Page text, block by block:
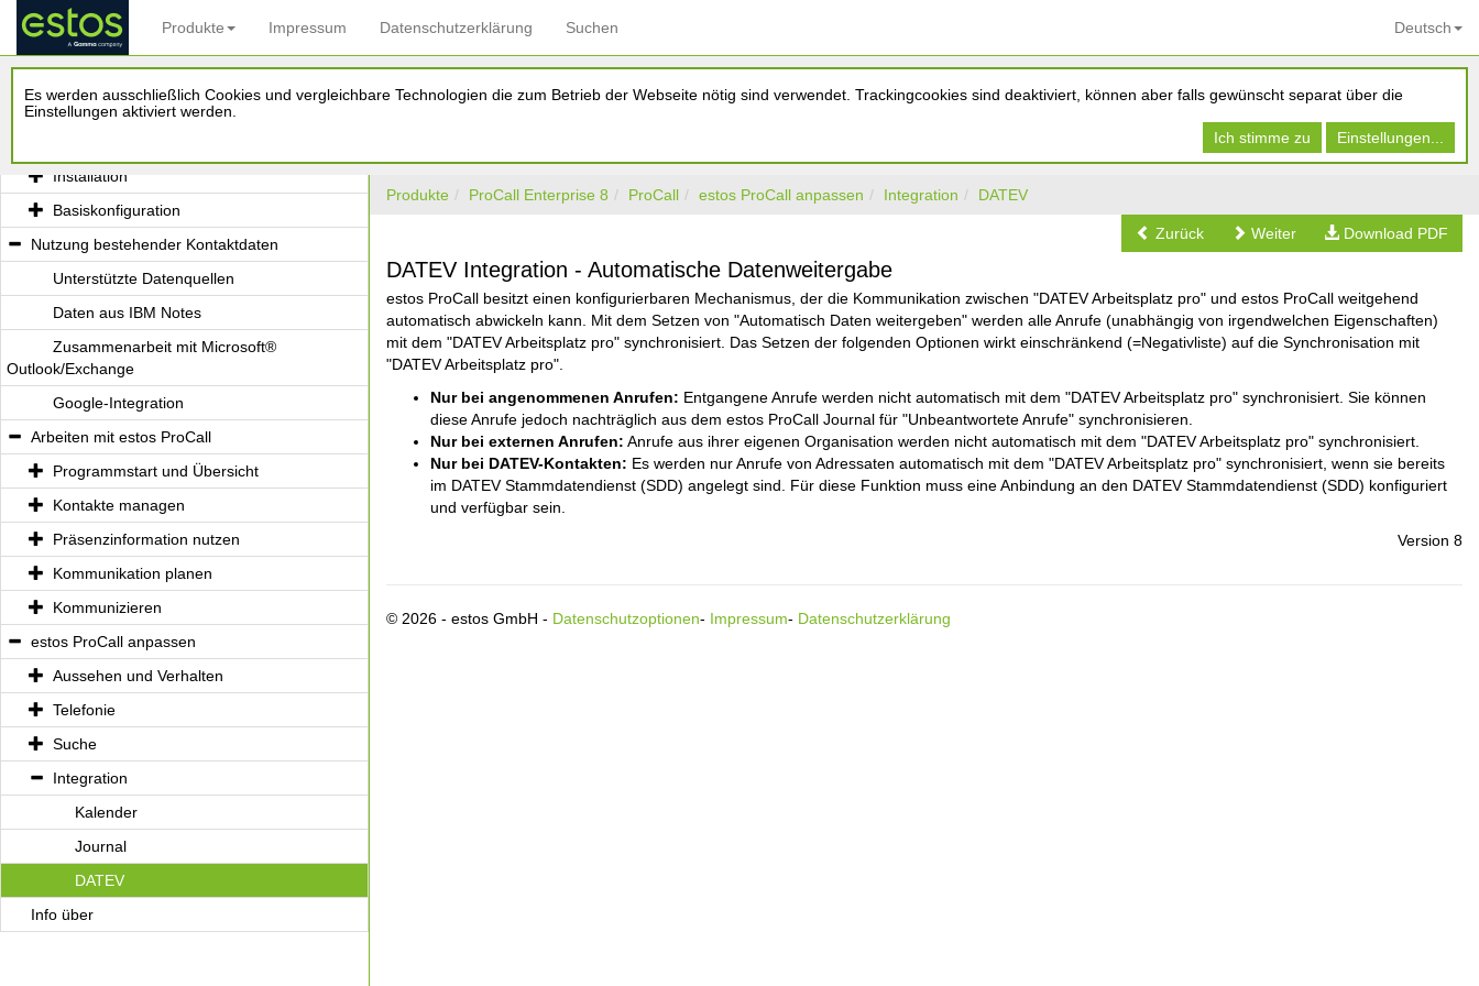
Es werden ausschließlich Cookies und vergleichbare Technologien die zum Betrieb der Webseite nötig sind verwendet. Trackingcookies sind deaktiviert, können aber falls gewünscht separat über die
Einstellungen aktiviert werden.
Ich stimme zu
Einstellungen...
Produkte Impressum Datenschutzerklärung Suchen Deutsch
Willkommen zu estos ProCall
Was Ihnen estos ProCall bietet
Installation
Basiskonfiguration
Nutzung bestehender Kontaktdaten
Unterstützte Datenquellen
Daten aus IBM Notes
Zusammenarbeit mit Microsoft®
Outlook/Exchange
Google-Integration
Arbeiten mit estos ProCall
Programmstart und Übersicht
Kontakte managen
Präsenzinformation nutzen
Kommunikation planen
Kommunizieren
estos ProCall anpassen
Aussehen und Verhalten
Telefonie
Suche
Integration
Kalender
Journal
DATEV
Info über
Produkte ProCall Enterprise 8 ProCall estos ProCall anpassen Integration DATEV
Zurück Weiter Download PDF
DATEV Integration - Automatische Datenweitergabe
estos ProCall besitzt einen konfigurierbaren Mechanismus, der die Kommunikation zwischen "DATEV Arbeitsplatz pro" und estos ProCall weitgehend
automatisch abwickeln kann. Mit dem Setzen von "Automatisch Daten weitergeben" werden alle Anrufe (unabhängig von irgendwelchen Eigenschaften)
mit dem "DATEV Arbeitsplatz pro" synchronisiert. Das Setzen der folgenden Optionen wirkt einschränkend (=Negativliste) auf die Synchronisation mit
"DATEV Arbeitsplatz pro".
Nur bei angenommenen Anrufen: Entgangene Anrufe werden nicht automatisch mit dem "DATEV Arbeitsplatz pro" synchronisiert. Sie können
diese Anrufe jedoch nachträglich aus dem estos ProCall Journal für "Unbeantwortete Anrufe" synchronisieren.
Nur bei externen Anrufen: Anrufe aus ihrer eigenen Organisation werden nicht automatisch mit dem "DATEV Arbeitsplatz pro" synchronisiert.
Nur bei DATEV-Kontakten: Es werden nur Anrufe von Adressaten automatisch mit dem "DATEV Arbeitsplatz pro" synchronisiert, wenn sie bereits
im DATEV Stammdatendienst (SDD) angelegt sind. Für diese Funktion muss eine Anbindung an den DATEV Stammdatendienst (SDD) konfiguriert
und verfügbar sein.
Version 8
© 2026 - estos GmbH - Datenschutzoptionen- Impressum- Datenschutzerklärung